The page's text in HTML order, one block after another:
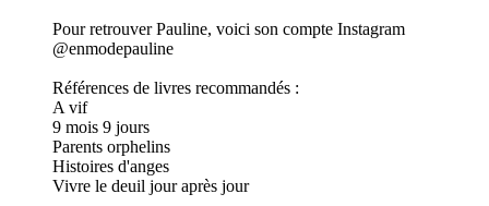
Pour retrouver Pauline, voici son compte Instagram
@enmodepauline
Références de livres recommandés :
A vif
9 mois 9 jours
Parents orphelins
Histoires d'anges
Vivre le deuil jour après jour